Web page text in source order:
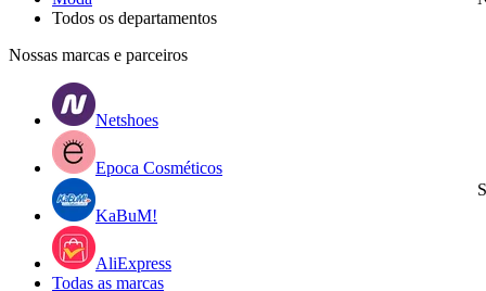
Todos os departamentos
Nossas marcas e parceiros
Netshoes
Epoca Cosméticos
KaBuM!
AliExpress
Todas as marcas